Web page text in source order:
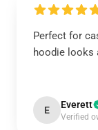
Perfect for
hoodie looks
E Everett
Verified